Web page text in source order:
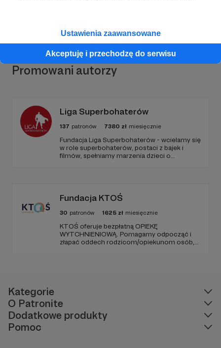
Ustawienia zaawansowane
Akceptuję i przechodzę do serwisu
Promowani autorzy
Liga Superbohaterów
137 patronów 7380 zł miesięcznie
Fundacja Liga Superbohaterów - wcielamy się
w role superbohaterów, postaci z bajek i
filmów, spełniamy marzenia dzieci o
Fundacja KTOŚ
30 patronów 1625 zł miesięcznie
KTOŚ oferuje bezpłatną OPIEKĘ
WYTCHNIENIOWĄ. Pomagamy odpocząć i
złapać oddech rodzicom/opiekunom osób,
Kategorie
O Patronite
Dodatkowe produkty
Pomoc